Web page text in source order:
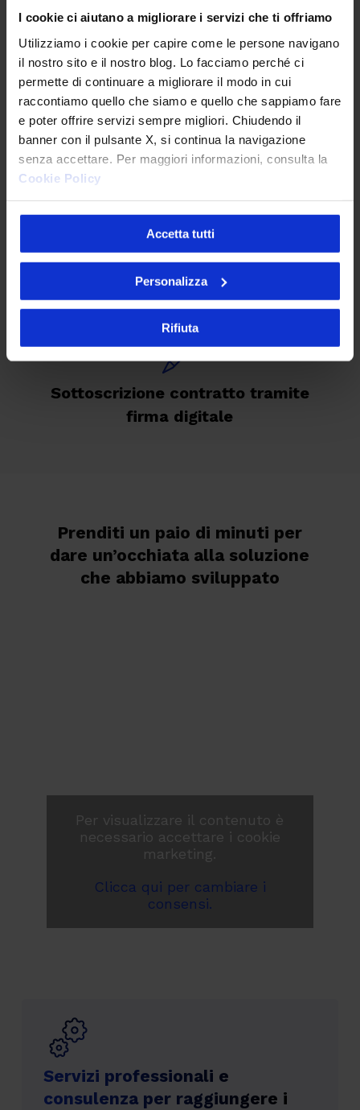
I cookie ci aiutano a migliorare i servizi che ti offriamo
Utilizziamo i cookie per capire come le persone navigano
il nostro sito e il nostro blog. Lo facciamo perché ci
permette di continuare a migliorare il modo in cui
raccontiamo quello che siamo e quello che sappiamo fare
e poter offrire servizi sempre migliori. Chiudendo il
banner con il pulsante X, si continua la navigazione
senza accettare. Per maggiori informazioni, consulta la
Cookie Policy
Accetta tutti
Personalizza
Rifiuta
Onboarding
Riconoscimento tramite selfie
Verifica carta d’identità o
passaporto elettronico
Sottoscrizione contratto tramite
firma digitale
Prenditi un paio di minuti per
dare un’occhiata alla soluzione
che abbiamo sviluppato
Per visualizzare il contenuto è
necessario accettare i cookie
marketing.
Clicca qui per cambiare i
consensi.
Servizi professionali e
consulenza per raggiungere i